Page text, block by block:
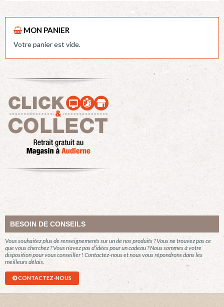
MON PANIER
Votre panier est vide.
BESOIN DE CONSEILS
Vous souhaitez plus de renseignements sur un de nos produits ? Vous ne trouvez pas ce
que vous cherchez ? Vous n’avez pas d’idées pour un cadeau ? Nous sommes à votre
disposition pour vous conseiller ! Contactez-nous et nous vous répondrons dans les
meilleurs délais.
CONTACTEZ-NOUS